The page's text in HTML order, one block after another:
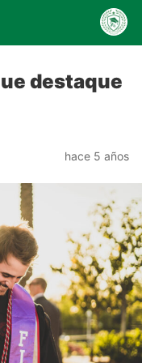
destaque
hace 5 años